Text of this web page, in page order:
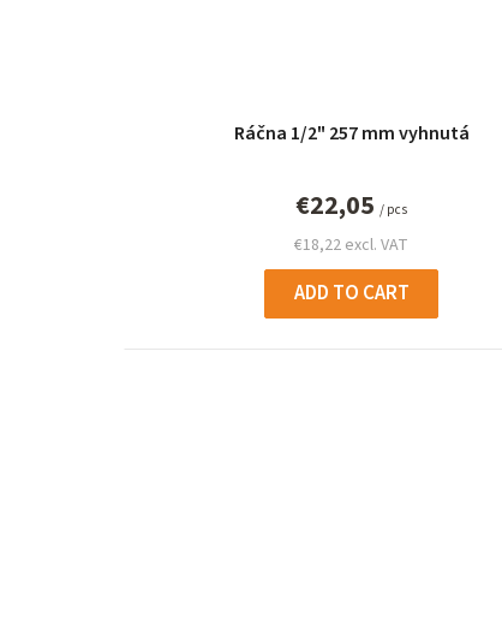
Ráčna 1/2" 257 mm vyhnutá
€18,22 excl. VAT
€22,05/ pcs
ADD TO CART